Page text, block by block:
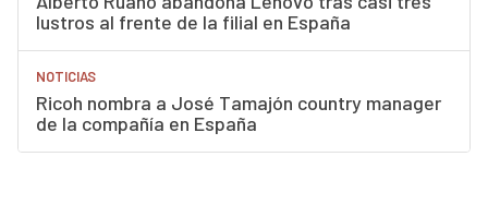
lustros al frente de la filial en España
NOTICIAS
Ricoh nombra a José Tamajón country manager
de la compañía en España